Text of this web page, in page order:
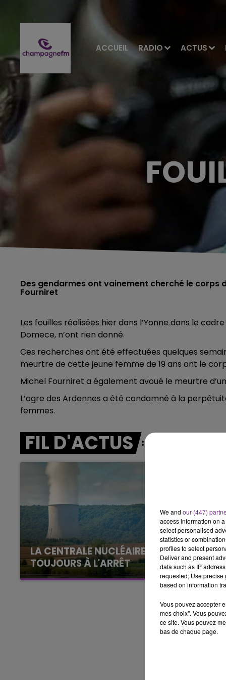
ACCUEIL RADIO ACTUS
LE WEEK-END CHAMPAGNE FM
Des gendarmes ont vainement cherché le corps
Fourniret
Les fouilles réalisées hier dans l’Yonne dans le
Domece, n’ont rien donné.
Ces recherches ont été effectuées quelques
meurtre de cette jeune femme de 19 ans ont le
Michel Fourniret a également avoué le meurtre
L’ogre des Ardennes a été condamné à la
femmes.
FIL D'ACTUS
LA CENTRALE NUCLÉAIRE DE CHOOZ
TOUJOURS À L'ARRÊT
Cela fait déjà une semaine que la centrale
nucléaire ardennaise est à l'arrêt. Une situation
justifiée par la sécheresse intense qui est
We and our (447)
access information on
select personalised
statistics or
profiles to select
Deliver and present
data such as IP
requested; Use precise
based on information
Vous pouvez accepter
mes choix". Vous
ce site. Vous pouvez
bas de chaque page.